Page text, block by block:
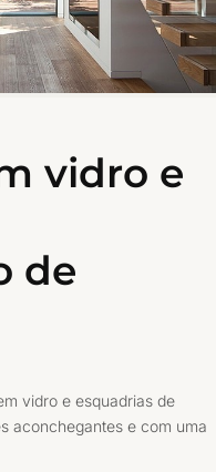
vidro e
de
vidro e esquadrias de
aconchegantes e com uma